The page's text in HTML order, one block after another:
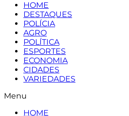
HOME
DESTAQUES
POLÍCIA
AGRO
POLÍTICA
ESPORTES
ECONOMIA
CIDADES
VARIEDADES
Menu
HOME